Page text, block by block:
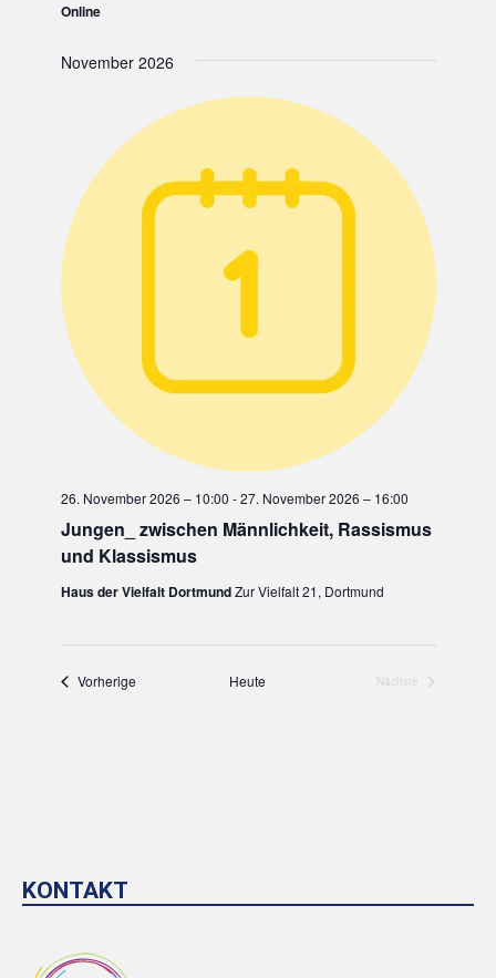
Online
November 2026
Jungen_ zwischen Männlichkeit, Rassismus
und Klassismus
26. November 2026 – 10:00 -27. November 2026 – 16:00
Haus der Vielfalt DortmundZur Vielfalt 21, Dortmund
Vorherige Heute Nächste
KONTAKT